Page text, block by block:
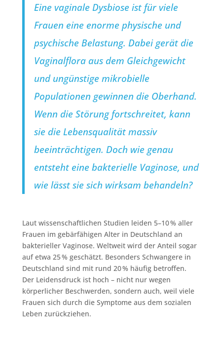
Eine vaginale Dysbiose ist für viele
Frauen eine enorme physische und
psychische Belastung. Dabei gerät die
Vaginalflora aus dem Gleichgewicht
und ungünstige mikrobielle
Populationen gewinnen die Oberhand.
Wenn die Störung fortschreitet, kann
sie die Lebensqualität massiv
beeinträchtigen. Doch wie genau
entsteht eine bakterielle Vaginose, und
wie lässt sie sich wirksam behandeln?
Laut wissenschaftlichen Studien leiden 5–10 % aller
Frauen im gebärfähigen Alter in Deutschland an
bakterieller Vaginose. Weltweit wird der Anteil sogar
auf etwa 25 % geschätzt. Besonders Schwangere in
Deutschland sind mit rund 20 % häufig betroffen.
Der Leidensdruck ist hoch – nicht nur wegen
körperlicher Beschwerden, sondern auch, weil viele
Frauen sich durch die Symptome aus dem sozialen
Leben zurückziehen.